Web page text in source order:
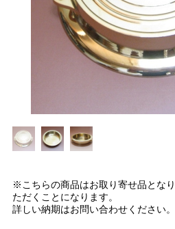
※こちらの商品はお取り寄せ品とな
ただくことになります。
詳しい納期はお問い合わせください。